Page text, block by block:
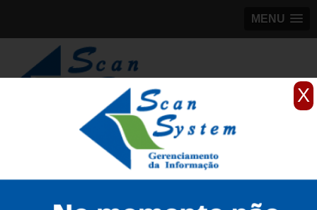
X
MENU
98184-5245
Scanner profissionais